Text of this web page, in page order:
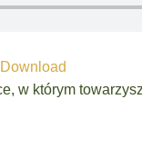
Download
w którym